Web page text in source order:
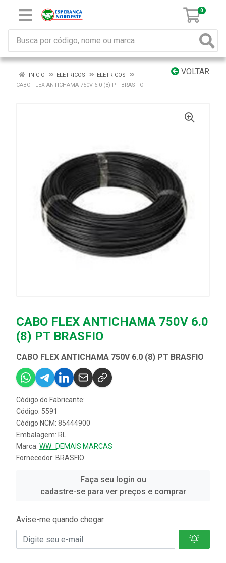
0
VOLTAR
INÍCIO ELETRICOS
ELETRICOS
CABO FLEX ANTICHAMA 750V 6.0 (8) PT BRASFIO
CABO FLEX ANTICHAMA 750V 6.0
(8) PT BRASFIO
CABO FLEX ANTICHAMA 750V 6.0 (8) PT BRASFIO
Código do Fabricante:
Código: 5591
Código NCM: 85444900
Embalagem: RL
Marca: WW_DEMAIS MARCAS
Fornecedor: BRASFIO
Faça seu login ou
cadastre-se para ver preços e comprar
Avise-me quando chegar